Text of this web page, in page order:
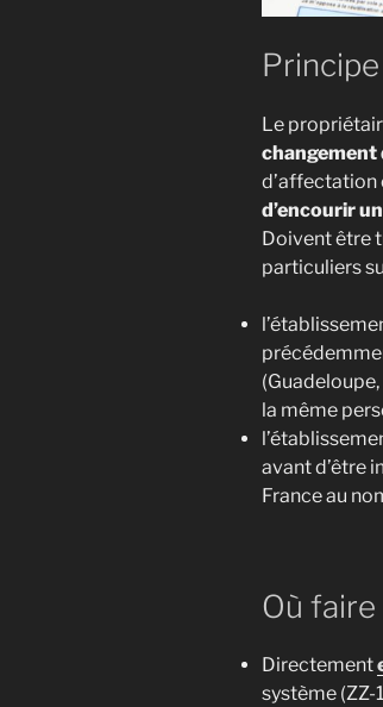
Principe
Le
changement
d’affectation
d’encourir
Doivent être
particuliers
la même
avant d’être
France au
Où
Directement
système (ZZ-